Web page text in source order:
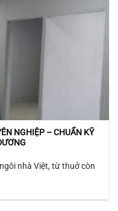
NGHIỆP – CHUẨN KỸ
nhà Việt, từ thuở còn